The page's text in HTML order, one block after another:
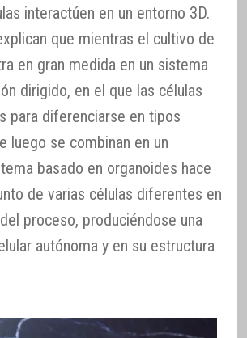
interactúen en un entorno 3D.
que mientras el cultivo de
en gran medida en un sistema
dirigido, en el que las células
para diferenciarse en tipos
luego se combinan en un
basado en organoides hace
de varias células diferentes en
proceso, produciéndose una
autónoma y en su estructura